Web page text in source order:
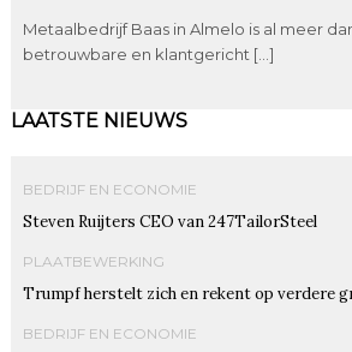
Metaalbedrijf Baas in Almelo is al meer
betrouwbare en klantgericht […]
LAATSTE NIEUWS
BEDRIJF EN ECONOMIE
Steven Ruijters CEO van 247TailorSteel
PLAATBEWERKING
Trumpf herstelt zich en rekent op verdere
BEDRIJF EN ECONOMIE